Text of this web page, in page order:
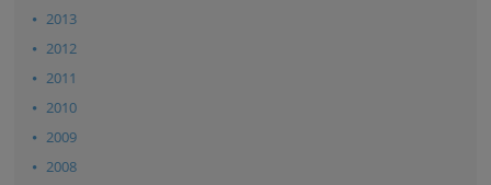
2013
2012
2011
2010
2009
2008